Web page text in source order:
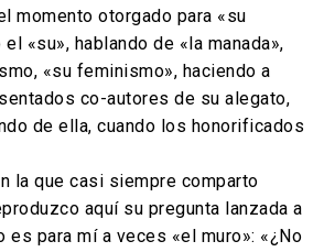
momento otorgado para «su
«su», hablando de «la manada»,
«su feminismo», haciendo a
co-autores de su alegato,
de ella, cuando los honorificados
la que casi siempre comparto
aquí su pregunta lanzada a
es para mí a veces «el muro»: «¿No